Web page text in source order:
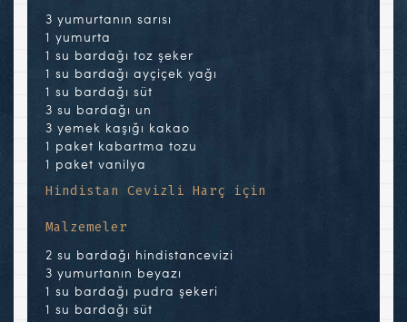
3 yumurtanın sarısı
1 yumurta
1 su bardağı toz şeker
1 su bardağı ayçiçek yağı
1 su bardağı süt
3 su bardağı un
3 yemek kaşığı kakao
1 paket kabartma tozu
1 paket vanilya
Hindistan Cevizli Harç için
Malzemeler
2 su bardağı hindistancevizi
3 yumurtanın beyazı
1 su bardağı pudra şekeri
1 su bardağı süt